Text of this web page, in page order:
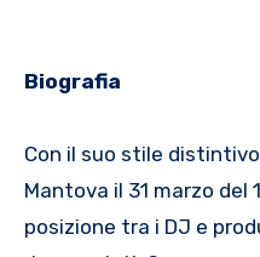
Biografia
Con il suo stile
Mantova il 31 marzo del
posizione tra i DJ e